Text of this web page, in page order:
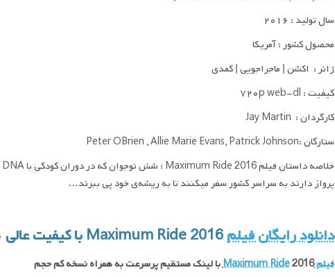
سال تولید : ۲۰۱۶
محصول کشور : آمریکا
ژانر : اکشن | ماجراجویی | کمدی
کیفیت : ۷۲۰p web-dl
کارگردان : Jay Martin
ستارگان :Peter OBrien , Allie Marie Evans, Patrick Johnson
پرواز دارند به سراسر کشور سفر میکنند تا به ریشه‌ی خود پی ببرند…
دانلود رایگان فیلمMaximum Ride 2016 با کیفیت عالی ۱۰۸۰
فیلم Maximum Ride2016 با لینک مستقیم پرسرعت به همراه نسخه کم حجم